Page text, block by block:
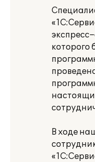
которого
В ходе